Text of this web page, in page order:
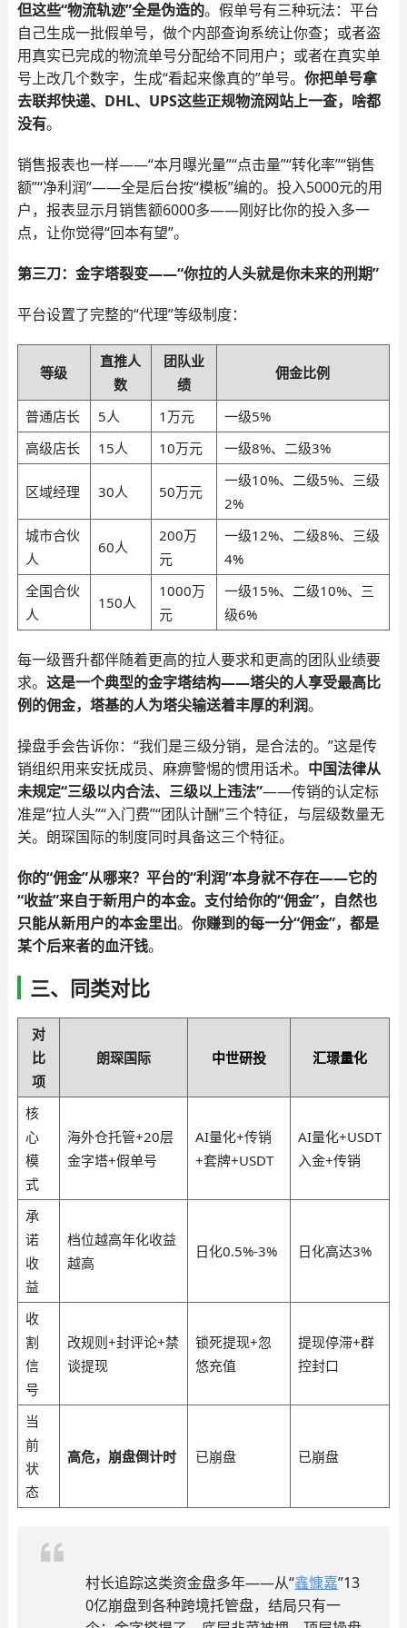
但这些“物流轨迹”全是伪造的。假单号有三种玩法：平台
自己生成一批假单号，做个内部查询系统让你查；或者盗
用真实已完成的物流单号分配给不同用户；或者在真实单
号上改几个数字，生成“看起来像真的”单号。 你把单号拿
去联邦快递、DHL、UPS这些正规物流网站上一查，啥都
没有。
销售报表也一样——“本月曝光量”“点击量”“转化率”“销售
额”“净利润”——全是后台按“模板”编的。投入5000元的用
户，报表显示月销售额6000多——刚好比你的投入多一
点，让你觉得“回本有望”。
第三刀：金字塔裂变——“你拉的人头就是你未来的刑期”
平台设置了完整的“代理”等级制度：
等级
直推人
数
团队业
绩
佣金比例
普通店长 5人 1万元
一级5%
高级店长
15人 10万元 一级8%、二级3%
区域经理 30人 50万元
一级10%、二级5%、三级
2%
城市合伙
人
60人
200万
元
一级12%、二级8%、三级
4%
全国合伙
人
150人
1000万
元
一级15%、二级10%、三
级6%
每一级晋升都伴随着更高的拉人要求和更高的团队业绩要
求。 这是一个典型的金字塔结构——塔尖的人享受最高比
例的佣金，塔基的人为塔尖输送着丰厚的利润。
操盘手会告诉你：“我们是三级分销，是合法的。”这是传
销组织用来安抚成员、麻痹警惕的惯用话术。 中国法律从
未规定“三级以内合法、三级以上违法”——传销的认定标
准是“拉人头”“入门费”“团队计酬”三个特征，与层级数量无
关。朗琛国际的制度同时具备这三个特征。
你的“佣金”从哪来？平台的“利润”本身就不存在——它的
“收益”来自于新用户的本金。支付给你的“佣金”，自然也
只能从新用户的本金里出。 你赚到的每一分“佣金”，都是
某个后来者的血汗钱。
三、同类对比
对
比
项
朗琛国际 中世研投 汇璟量化
核
心
模
式
海外仓托管+20层
金字塔+假单号
AI量化+传销
+套牌+USDT
AI量化+USDT
入金+传销
承
诺
收
益
档位越高年化收益
越高
日化0.5%-3% 日化高达3%
收
割
信
号
改规则+封评论+禁
谈提现
锁死提现+忽
悠充值
提现停滞+群
控封口
当
前
状
态
高危，崩盘倒计时 已崩盘 已崩盘
村长追踪这类资金盘多年——从“鑫慷嘉”13
0亿崩盘到各种跨境托管盘，结局只有一